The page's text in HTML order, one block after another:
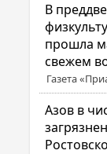
В
прошла
свежем
Газета
Азов в